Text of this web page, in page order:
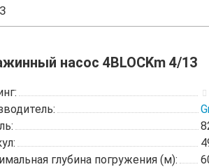
насос 4BLOСKm 4/13
глубина погружения (м):